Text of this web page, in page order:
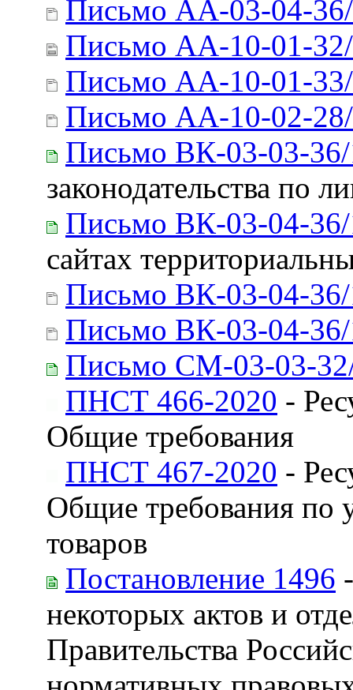
Письмо АА-03-04-
Письмо АА-10-01-
Письмо АА-10-01-
Письмо АА-10-02-
Письмо ВК-03-03-
законодательства по
Письмо ВК-03-04-36/
сайтах
Письмо ВК-03-04-
Письмо ВК-03-04-
Письмо СМ-03-03-
ПНСТ 466-2020 -
Общие требования
ПНСТ 467-2020 -
Общие требования по
товаров
Постановление 1496
некоторых актов и
Правительства